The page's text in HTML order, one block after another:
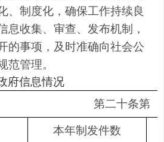
、制度化，确保工作持续良
息收集、审查、发布机制，
的事项，及时准确向社会公
范管理。
府信息情况
第二十条第
本年制发件数